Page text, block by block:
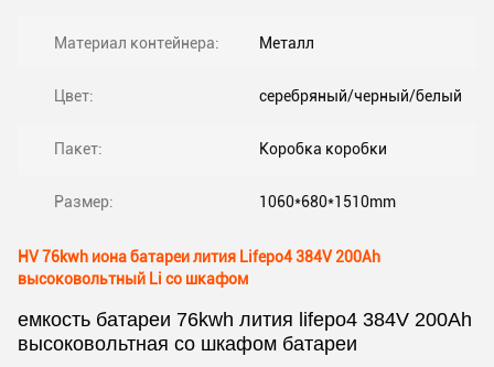
Материал контейнера: Металл
Цвет: серебряный/черный/белый
Пакет: Коробка коробки
Размер: 1060*680*1510mm
HV 76kwh иона батареи лития Lifepo4 384V 200Ah
высоковольтный Li со шкафом
емкость батареи 76kwh лития lifepo4 384V 200Ah
высоковольтная со шкафом батареи